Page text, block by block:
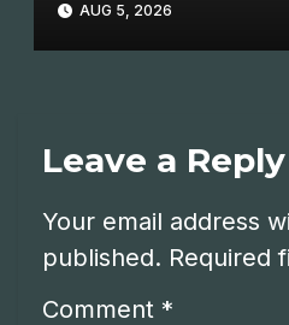
AUG 5, 2026
Leave a Reply
Your email address
published. Required
Comment *